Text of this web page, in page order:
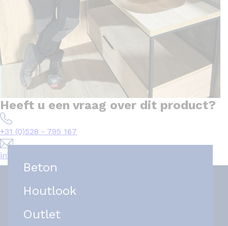
Heeft u een vraag over dit product?
+31 (0)528 - 795 167
info@het-tegelplein.nl
Beton
Houtlook
Outlet